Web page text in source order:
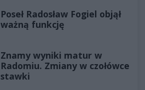
Poseł Radosław Fogiel objął
ważną funkcję
Znamy wyniki matur w
Radomiu. Zmiany w czołówce
stawki